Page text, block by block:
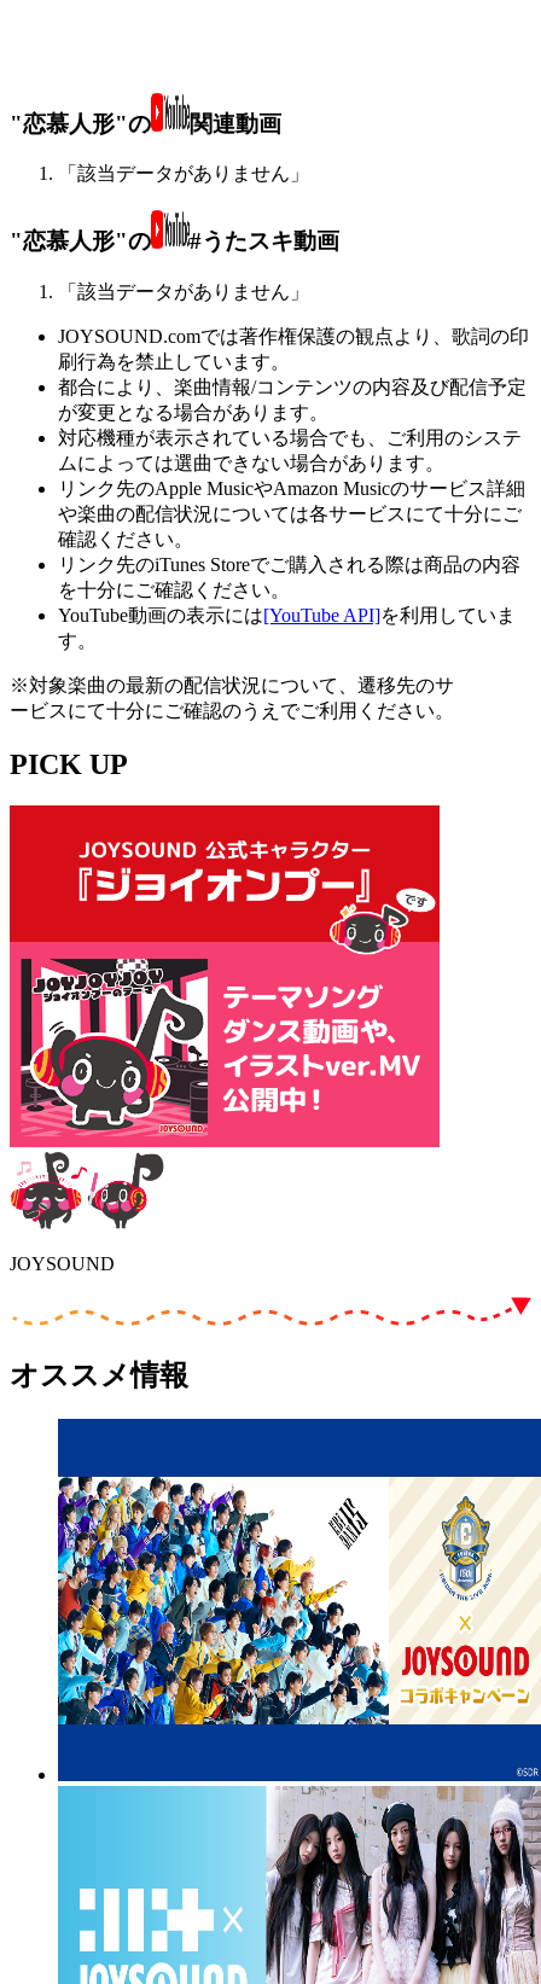
"恋慕人形"の 関連動画
「該当データがありません」
"恋慕人形"の #うたスキ動画
「該当データがありません」
JOYSOUND.comでは著作権保護の観点より、歌詞の印
刷行為を禁止しています。
都合により、楽曲情報/コンテンツの内容及び配信予定
が変更となる場合があります。
対応機種が表示されている場合でも、ご利用のシステ
ムによっては選曲できない場合があります。
リンク先のApple MusicやAmazon Musicのサービス詳細
や楽曲の配信状況については各サービスにて十分にご
確認ください。
リンク先のiTunes Storeでご購入される際は商品の内容
を十分にご確認ください。
YouTube動画の表示には[YouTube API]を利用していま
す。
※対象楽曲の最新の配信状況について、遷移先のサ
ービスにて十分にご確認のうえでご利用ください。
PICK UP
JOYSOUND
オススメ情報